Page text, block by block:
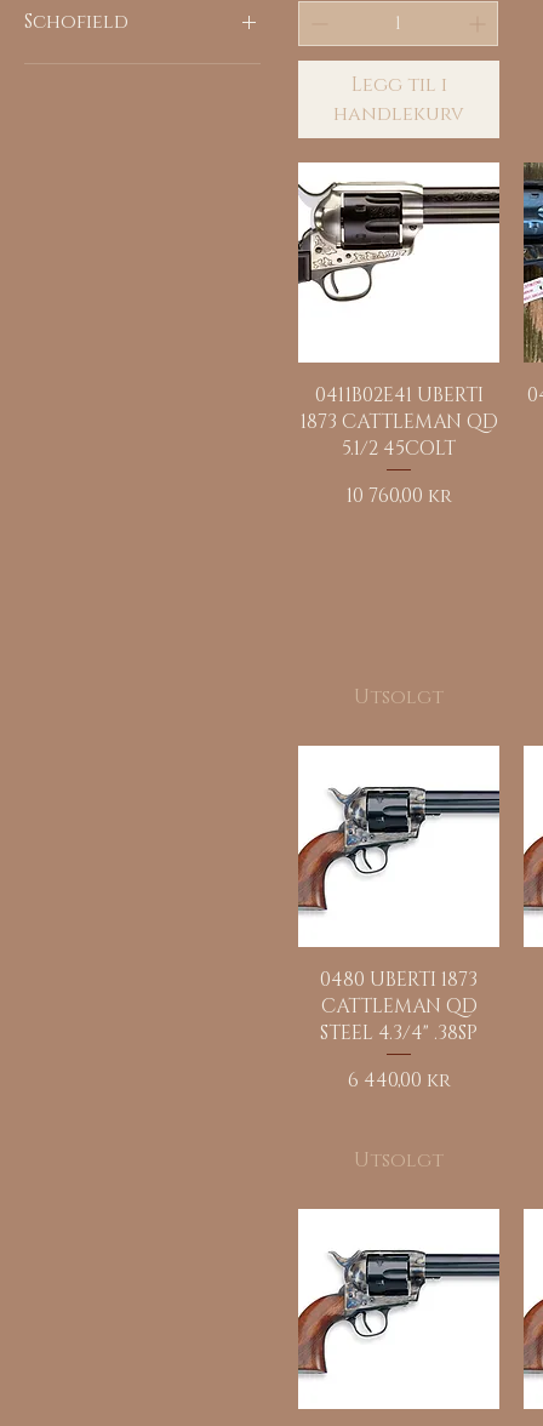
Schofield
F19057
Legg til i
handlekurv
Hurtigvisning
0411B02E41 UBERTI
1873 CATTLEMAN QD
5.1/2 45COLT
Pris
10 760,00 kr
Utsolgt
Hurtigvisning
0480 UBERTI 1873
CATTLEMAN QD
STEEL 4.3/4" .38SP
Pris
6 440,00 kr
Utsolgt